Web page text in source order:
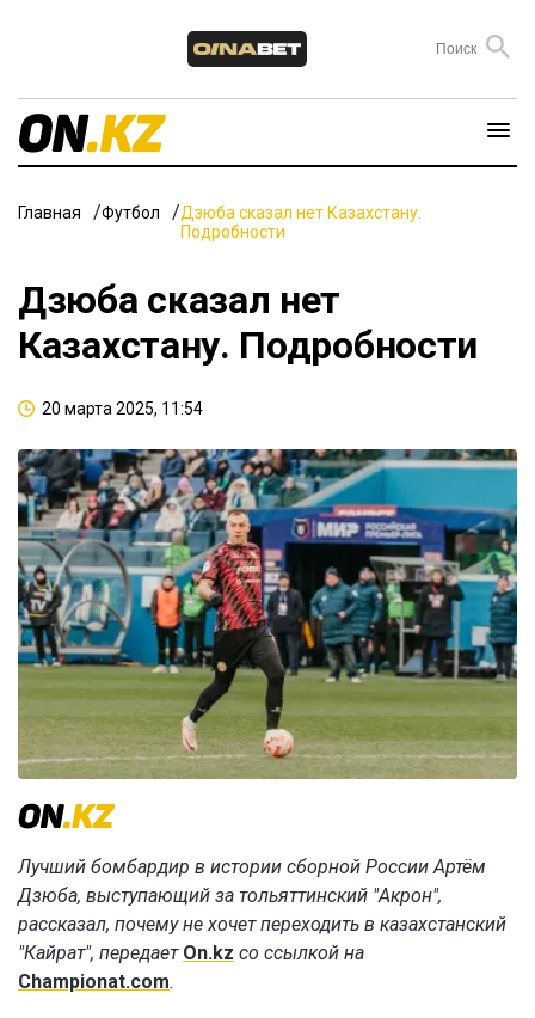
Главная Футбол
Дзюба сказал нет Казахстану.
Подробности
Дзюба сказал нет
Казахстану. Подробности
20 марта 2025, 11:54
Лучший бомбардир в истории сборной России Артём
Дзюба, выступающий за тольяттинский "Акрон",
рассказал, почему не хочет переходить в казахстанский
"Кайрат", передает On.kz со ссылкой на
Championat.com.